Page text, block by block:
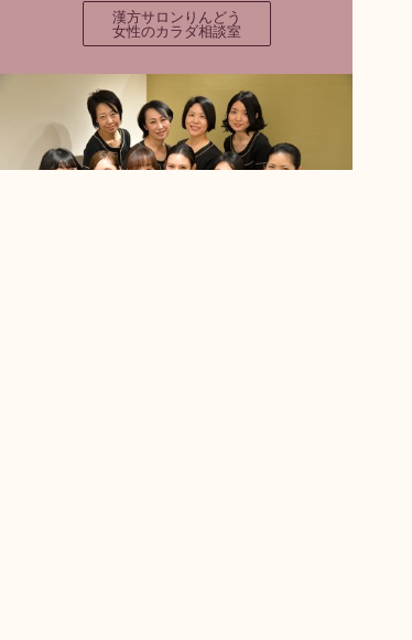
漢方サロンりんどう
女性のカラダ相談室